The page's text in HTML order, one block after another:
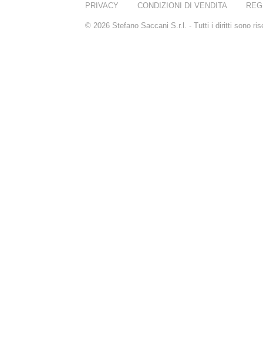
PRIVACY CONDIZIONI DI VENDITA
© 2026 Stefano Saccani S.r.l. - Tutti i diritti sono